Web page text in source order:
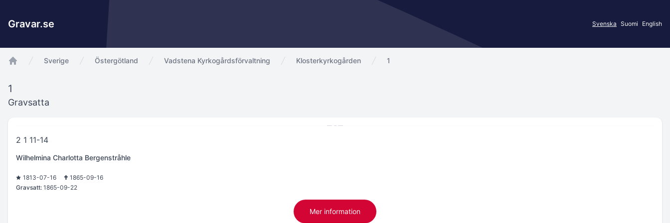
Gravar.se Svenska Suomi English
Sverige Östergötland Vadstena Kyrkogårdsförvaltning Klosterkyrkogården 1
1
Gravsatta
2 1 11-14
Wilhelmina Charlotta Bergenstråhle
1813-07-16
1865-09-16
Gravsatt: 1865-09-22
Mer information